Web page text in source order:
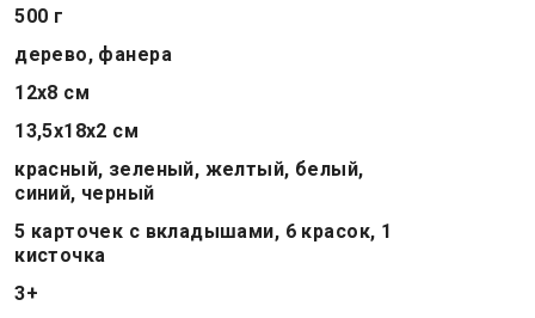
500 г
дерево, фанера
12x8 см
13,5x18x2 см
красный, зеленый, желтый, белый,
синий, черный
5 карточек с вкладышами, 6 красок, 1
кисточка
3+